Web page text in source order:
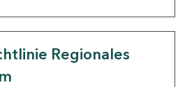
Regionales